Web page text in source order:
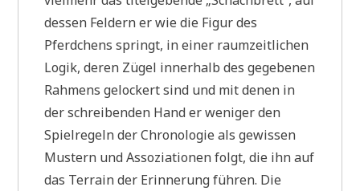
dessen Feldern er wie die Figur des
Pferdchens springt, in einer raumzeitlichen
Logik, deren Zügel innerhalb des gegebenen
Rahmens gelockert sind und mit denen in
der schreibenden Hand er weniger den
Spielregeln der Chronologie als gewissen
Mustern und Assoziationen folgt, die ihn auf
das Terrain der Erinnerung führen. Die